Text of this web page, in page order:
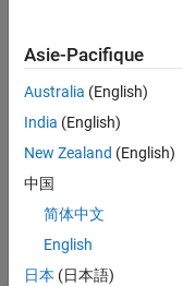
A template
A template
In the next section,
Code
See Also
Create a Digital Write
Asie-Pacifique
Australia (English)
India (English)
New Zealand (English)
中国
简体中文
English
日本 (日本語)